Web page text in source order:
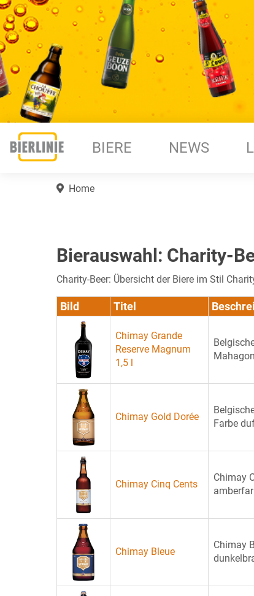
BIERE NEWS
Home
Bierauswahl: Charity-
Charity-Beer: Übersicht der Biere im Stil
Bild Titel
Chimay Grande
Reserve Magnum
1,5 l
Chimay Gold Dorée
Farbe
Chimay Cinq Cents
Chimay
Chimay Bleue
Chimay